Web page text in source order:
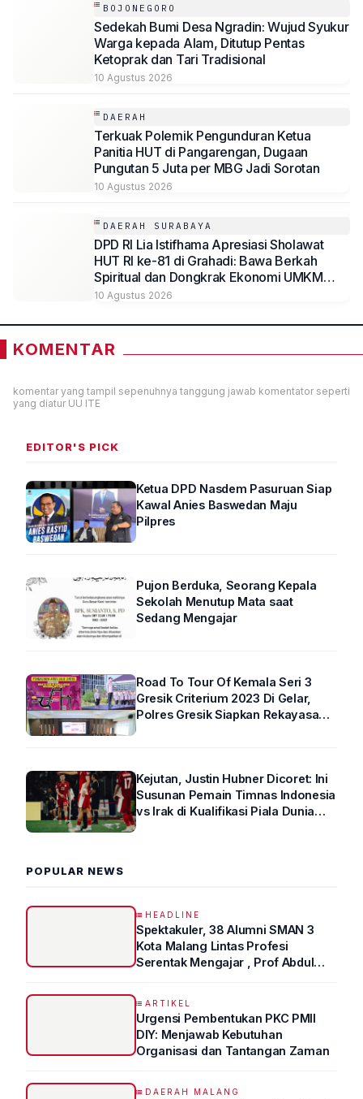
BOJONEGORO
Sedekah Bumi Desa Ngradin: Wujud Syukur
Warga kepada Alam, Ditutup Pentas
Ketoprak dan Tari Tradisional
10 Agustus 2026
DAERAH
Terkuak Polemik Pengunduran Ketua
Panitia HUT di Pangarengan, Dugaan
Pungutan 5 Juta per MBG Jadi Sorotan
10 Agustus 2026
DAERAH SURABAYA
DPD RI Lia Istifhama Apresiasi Sholawat
HUT RI ke-81 di Grahadi: Bawa Berkah
Spiritual dan Dongkrak Ekonomi UMKM
Jatim
10 Agustus 2026
KOMENTAR
komentar yang tampil sepenuhnya tanggung jawab komentator seperti
yang diatur UU ITE
EDITOR'S PICK
Ketua DPD Nasdem Pasuruan Siap
Kawal Anies Baswedan Maju
Pilpres
Pujon Berduka, Seorang Kepala
Sekolah Menutup Mata saat
Sedang Mengajar
Road To Tour Of Kemala Seri 3
Gresik Criterium 2023 Di Gelar,
Polres Gresik Siapkan Rekayasa
Kejutan, Justin Hubner Dicoret: Ini
Susunan Pemain Timnas Indonesia
vs Irak di Kualifikasi Piala Dunia
POPULAR NEWS
HEADLINE
Spektakuler, 38 Alumni SMAN 3
Kota Malang Lintas Profesi
Serentak Mengajar , Prof Abdul
ARTIKEL
Urgensi Pembentukan PKC PMII
DIY: Menjawab Kebutuhan
Organisasi dan Tantangan Zaman
DAERAH MALANG